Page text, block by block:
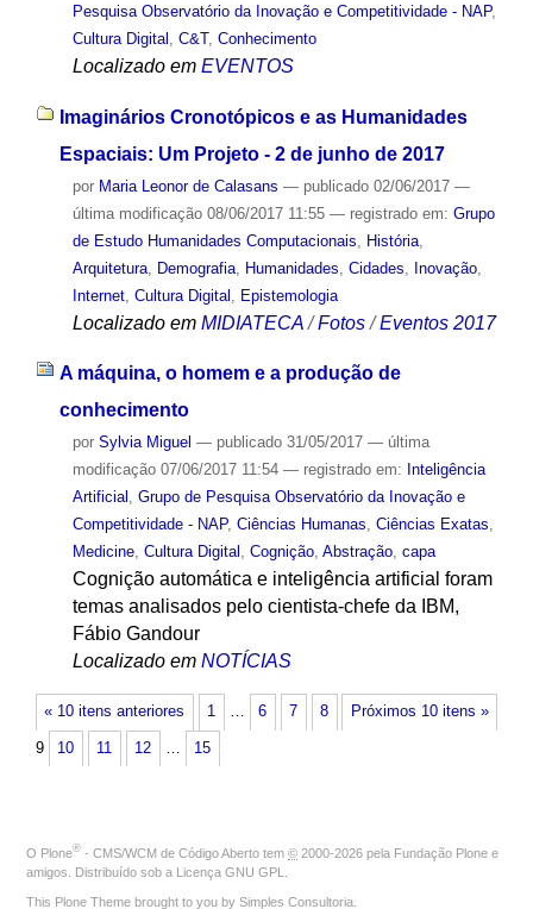
Pesquisa Observatório da Inovação e Competitividade - NAP,
Cultura Digital
C&T, Conhecimento
Localizado em EVENTOS
Imaginários Cronotópicos e as Humanidades
Espaciais: Um Projeto - 2 de junho de 2017
por Maria Leonor de Calasans — publicado02/06/2017 —
última modificação08/06/2017 11:55 — registrado em: Grupo
de Estudo Humanidades Computacionais
História,
Arquitetura, Demografia, Humanidades Cidades Inovação,
Internet, Cultura Digital Epistemologia
Localizado em MIDIATECA /Fotos /Eventos 2017
A máquina, o homem e a produção de
conhecimento
por Sylvia Miguel — publicado31/05/2017 — última
modificação07/06/2017 11:54 — registrado em: Inteligência
Artificial , Grupo de Pesquisa Observatório da Inovação e
Competitividade - NAP, Ciências Humanas, Ciências Exatas,
Medicine, Cultura Digital , Cognição, Abstração, capa
Cognição automática e inteligência artificial foram
temas analisados pelo cientista-chefe da IBM,
Fábio Gandour
Localizado em NOTÍCIAS
« 10 itens anteriores Próximos 10 itens »
1 … 6 7 8
9 10 11 12 … 15
O Plone® - CMS/WCM de Código Aberto tem © 2000-2026 pela Fundação Plone e
amigos. Distribuído sob a Licença GNU GPL
This Plone Theme brought to you by Simples Consultoria